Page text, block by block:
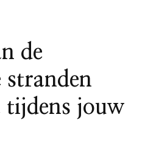
de
stranden
tijdens jouw